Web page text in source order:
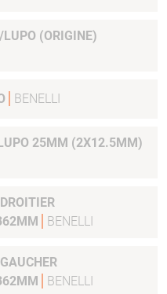
(ORIGINE)
BENELLI
25MM (2X12.5MM)
BENELLI
BENELLI